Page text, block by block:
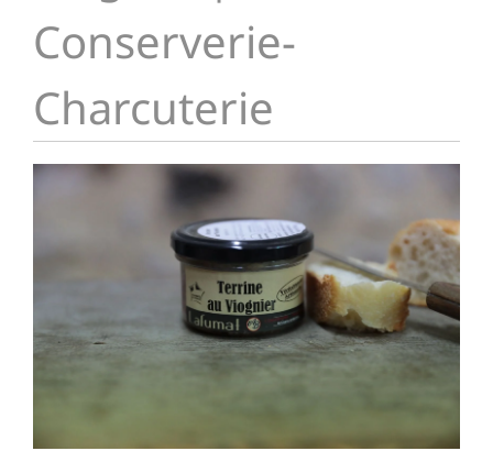
Conserverie-
Charcuterie